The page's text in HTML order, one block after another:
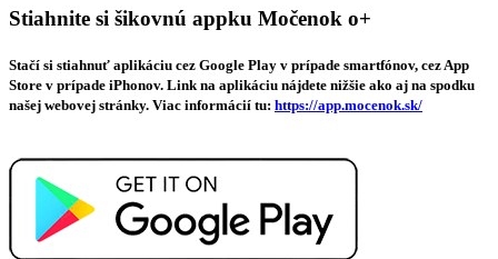
Stiahnite si šikovnú appku Močenok o+
Stačí si stiahnuť aplikáciu cez Google Play v prípade smartfónov, cez App
Store v prípade iPhonov. Link na aplikáciu nájdete nižšie ako aj na spodku
našej webovej stránky. Viac informácií tu: https://app.mocenok.sk/